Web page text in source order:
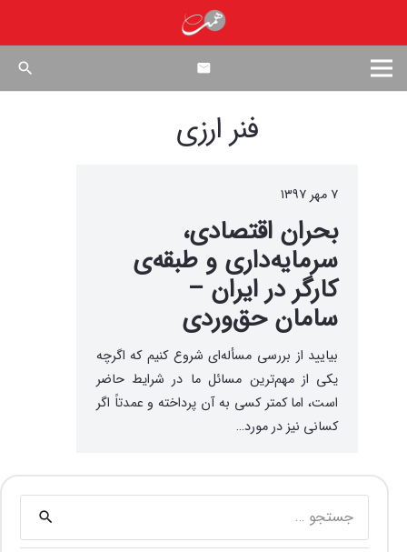
search
فنر ارزی
۷ مهر ۱۳۹۷
بحران اقتصادی،
سرمایه‌داری و طبقه‌ی
کارگر در ایران –
سامان حق‌وردی
بیایید از بررسی مسأله‌ای شروع کنیم که اگرچه
یکی از مهم‌ترین مسائل ما در شرایط حاضر
است، اما کمتر کسی به آن پرداخته و عمدتاً اگر
کسانی نیز در مورد…
برای: